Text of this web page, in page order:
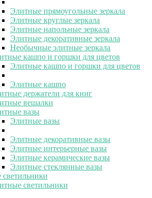
Элитные прямоугольные зеркала
Элитные круглые зеркала
Элитные напольные зеркала
Элитные декоративные зеркала
Необычные элитные зеркала
кашпо и горшки для цветов
Элитные кашпо и горшки для цветов
Элитные кашпо
держатели для книг
вешалки
вазы
Элитные вазы
Элитные декоративные вазы
Элитные интерьерные вазы
Элитные керамические вазы
Элитные стеклянные вазы
светильники